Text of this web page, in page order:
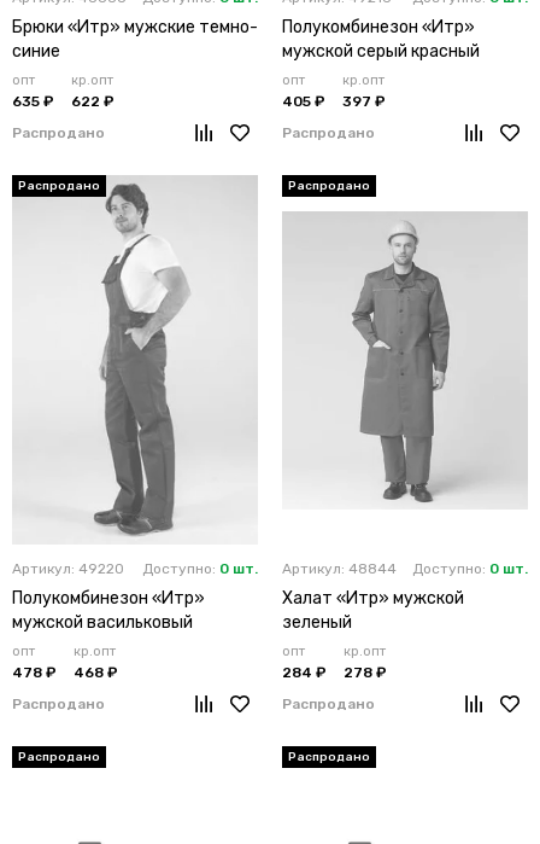
Брюки «Итр» мужские темно-
синие
опт
635 ₽
кр.опт
622 ₽
Распродано
Полукомбинезон «Итр»
мужской серый красный
опт
405 ₽
кр.опт
397 ₽
Распродано
Артикул: 49220 Доступно: 0 шт.
Полукомбинезон «Итр»
мужской васильковый
опт
478 ₽
кр.опт
468 ₽
Распродано
Артикул: 48844 Доступно: 0 шт.
Халат «Итр» мужской
зеленый
опт
284 ₽
кр.опт
278 ₽
Распродано